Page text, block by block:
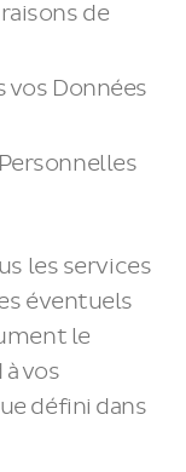
de
vos Données
les services
éventuels
le
vos
défini dans